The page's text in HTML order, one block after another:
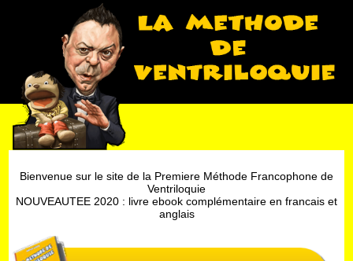
Bienvenue sur le site de la Premiere Méthode Francophone de
Ventriloquie
NOUVEAUTEE 2020 : livre ebook complémentaire en francais et
anglais